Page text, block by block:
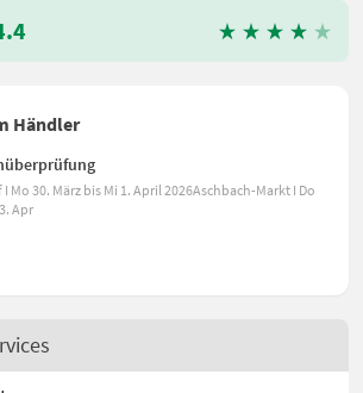
Händler
Mo 30. März bis Mi 1. April 2026Aschbach-Markt I Do
Apr